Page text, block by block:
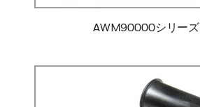
AWM90000シリーズ